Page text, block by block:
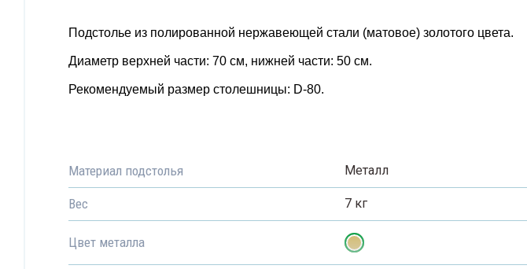
Подстолье из полированной нержавеющей стали (матовое) золотого цвета.
Диаметр верхней части: 70 см, нижней части: 50 см.
Рекомендуемый размер столешницы: D-80.
Материал подстолья Металл
Вес 7 кг
Цвет металла